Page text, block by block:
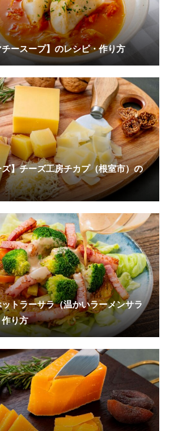
チースープ】のレシピ・作り方
】チーズ工房チカプ（根室市）の
トラーサラ（温かいラーメンサラ
り方